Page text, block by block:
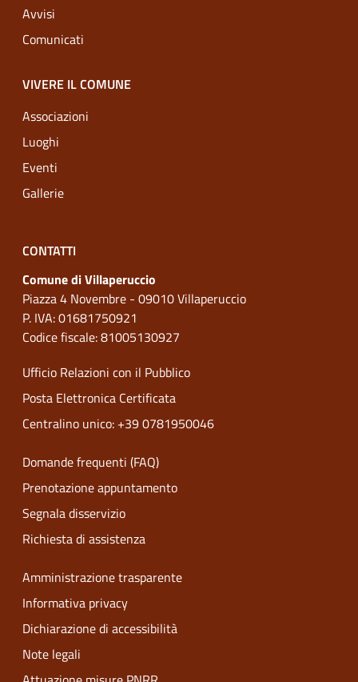
Avvisi
Comunicati
VIVERE IL COMUNE
Associazioni
Luoghi
Eventi
Gallerie
CONTATTI
Comune di Villaperuccio
Piazza 4 Novembre - 09010 Villaperuccio
P. IVA: 01681750921
Codice fiscale: 81005130927
Ufficio Relazioni con il Pubblico
Posta Elettronica Certificata
Centralino unico: +39 0781950046
Domande frequenti (FAQ)
Prenotazione appuntamento
Segnala disservizio
Richiesta di assistenza
Amministrazione trasparente
Informativa privacy
Dichiarazione di accessibilità
Note legali